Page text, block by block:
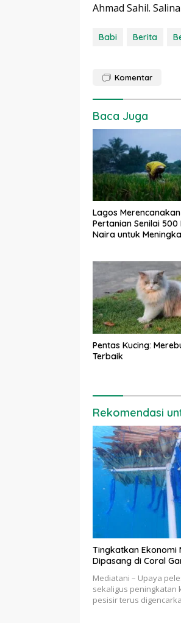
Ahmad Sahil.
Babi Berita
Komentar
Baca Juga
Lagos
Pertanian Senilai 500
Naira untuk
Pentas Kucing:
Terbaik
Rekomendasi
Tingkatkan Ekonomi
Dipasang di Coral
Mediatani – Upaya
sekaligus
pesisir terus